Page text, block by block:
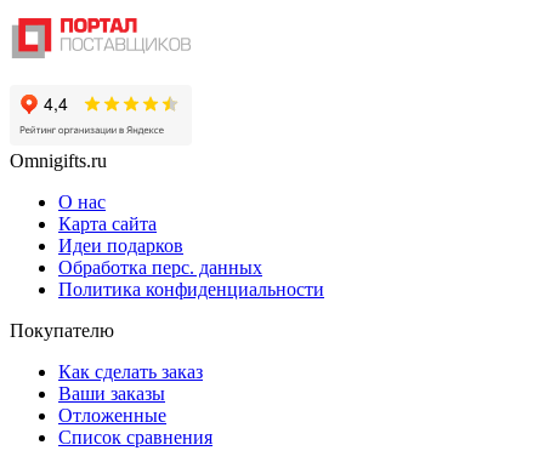
Omnigifts.ru
О нас
Карта сайта
Идеи подарков
Обработка перс. данных
Политика конфиденциальности
Покупателю
Как сделать заказ
Ваши заказы
Отложенные
Список сравнения